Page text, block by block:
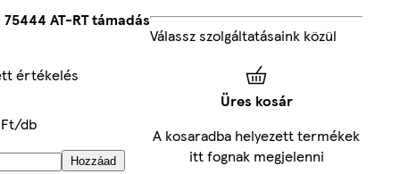
75444 AT-RT támadás
értékelés
db
Hozzáad
Válassz szolgáltatásaink közül
Üres kosár
A kosaradba helyezett termékek
itt fognak megjelenni